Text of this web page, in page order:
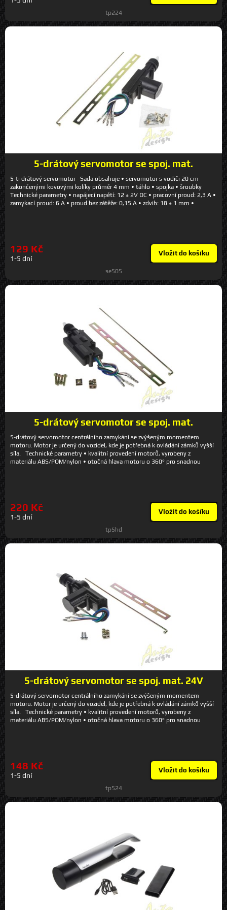
tp224
5-drátový servomotor se spoj. mat.
5-ti drátový servomotor Sada obsahuje • servomotor s vodiči 20 cm
zakončenými kovovými kolíky průměr 4 mm • táhlo • spojka • šroubky
Technické parametry • napájecí napětí: 12 ± 2V DC • pracovní proud: 2,3 A •
zamykací proud: 6 A • proud bez zátěže: 0,15 A • zdvih: 18 ± 1 mm •
129 Kč
1-5 dní
Vložit do košíku
se505
5-drátový servomotor se spoj. mat.
5-drátový servomotor centrálního zamykání se zvýšeným momentem
motoru. Motor je určený do vozidel, kde je potřebná k ovládání zámků vyšší
síla. Technické parametry • kvalitní provedení motorů, vyrobeny z
materiálu ABS/POM/nylon • otočná hlava motoru o 360° pro snadnou
220 Kč
1-5 dní
Vložit do košíku
tp5hd
5-drátový servomotor se spoj. mat. 24V
5-drátový servomotor centrálního zamykání se zvýšeným momentem
motoru. Motor je určený do vozidel, kde je potřebná k ovládání zámků vyšší
síla. Technické parametry • kvalitní provedení motorů, vyrobeny z
materiálu ABS/POM/nylon • otočná hlava motoru o 360° pro snadnou
148 Kč
1-5 dní
Vložit do košíku
tp524